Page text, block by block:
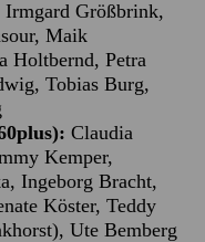
Größbrink,
Maik
Holtbernd, Petra
Tobias Burg,
Claudia
Kemper,
Ingeborg Bracht,
Köster, Teddy
Ute Bemberg